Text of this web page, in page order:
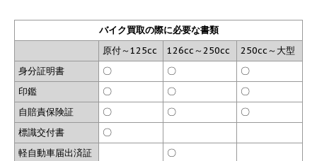
バイク買取の際に必要な書類
原付～125cc
126cc～250cc
250cc～大型
身分証明書
〇 〇
〇
印鑑
〇 〇
〇
自賠責保険証
〇 〇
〇
標識交付書
〇
軽自動車届出済証
〇